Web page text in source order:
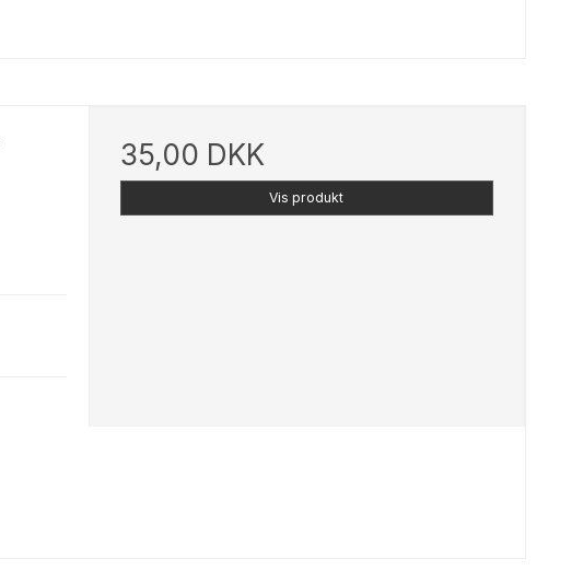
35,00 DKK
Vis produkt